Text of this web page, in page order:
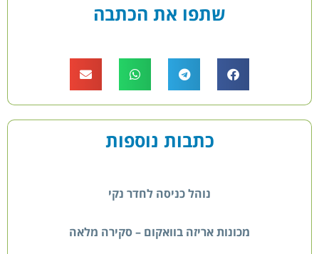
שתפו את הכתבה
כתבות נוספות
נוהל כניסה לחדר נקי
מכונות אריזה בוואקום – סקירה מלאה